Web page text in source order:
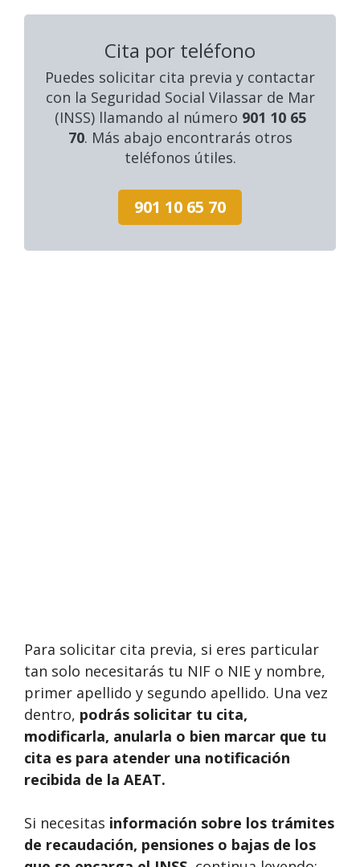
Cita por teléfono
Puedes solicitar cita previa y contactar
con la Seguridad Social Vilassar de Mar
(INSS) llamando al número 901 10 65
70. Más abajo encontrarás otros
teléfonos útiles.
901 10 65 70
Para solicitar cita previa, si eres particular
tan solo necesitarás tu NIF o NIE y nombre,
primer apellido y segundo apellido. Una vez
dentro, podrás solicitar tu cita,
modificarla, anularla o bien marcar que tu
cita es para atender una notificación
recibida de la AEAT.
Si necesitas información sobre los trámites
de recaudación, pensiones o bajas de los